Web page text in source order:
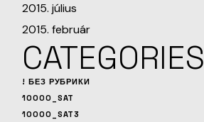
2015. július
2015. február
CATEGORIES
! БЕЗ РУБРИКИ
10000_SAT
10000_SAT3